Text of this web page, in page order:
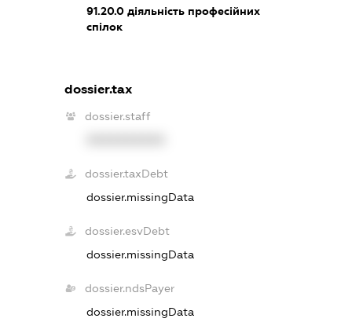
91.20.0 діяльність професійних
спілок
dossier.tax
dossier.staff
dossier.taxDebt
dossier.missingData
dossier.esvDebt
dossier.missingData
dossier.ndsPayer
dossier.missingData